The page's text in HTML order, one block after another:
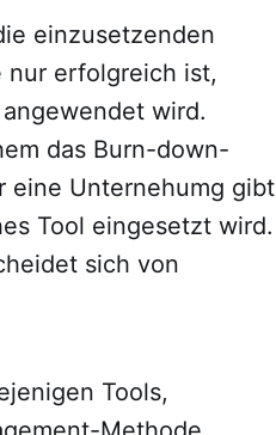
einzusetzenden
nur erfolgreich ist,
wird.
das Burn-down-
eine Unternehumg gibt
Tool eingesetzt wird.
sich von
Tools,